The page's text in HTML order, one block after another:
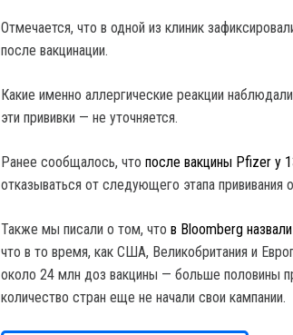
Отмечается, что в одной из клиник
после вакцинации.
Какие именно аллергические реакции
эти прививки — не уточняется.
Ранее сообщалось, что после вакцины Pfizer у
отказываться от следующего этапа прививания
Также мы писали о том, что в Bloomberg
что в то время, как США, Великобритания и
около 24 млн доз вакцины — больше половины
количество стран еще не начали свои кампании.